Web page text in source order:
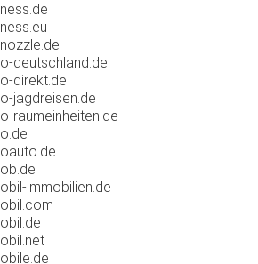
deutschland.de
direkt.de
jagdreisen.de
raumeinheiten.de
immobilien.de